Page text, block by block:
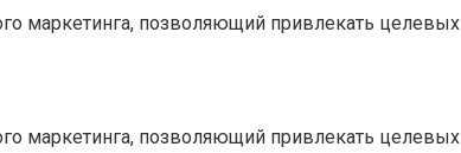
маркетинга, позволяющий привлекать целевых
маркетинга, позволяющий привлекать целевых